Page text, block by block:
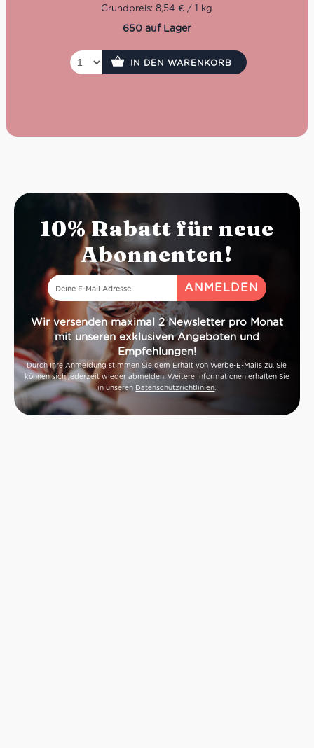
Traditionshersteller. Ideal zu vegetarischen
Grundpreis: 8,54 € / 1 kg
650 auf Lager
IN DEN WARENKORB
10% Rabatt für neue
Abonnenten!
Wir versenden maximal 2 Newsletter pro Monat
mit unseren exklusiven Angeboten und
Empfehlungen!
Durch Ihre Anmeldung stimmen Sie dem Erhalt von Werbe-E-Mails zu. Sie
können sich jederzeit wieder abmelden. Weitere Informationen erhalten Sie
in unseren Datenschutzrichtlinien